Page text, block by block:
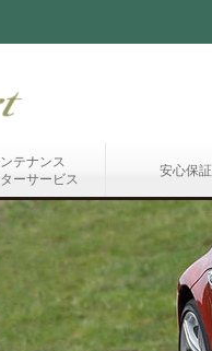
テナンス
ーサービス
安心保証